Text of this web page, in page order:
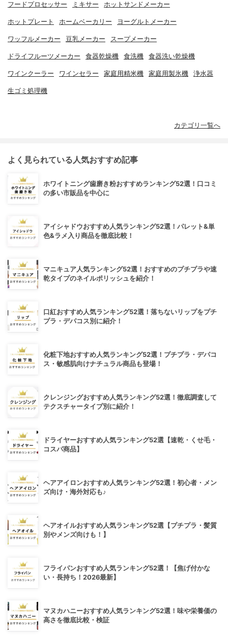
フードプロセッサー ミキサー ホットサンドメーカー
ホットプレート ホームベーカリー ヨーグルトメーカー
ワッフルメーカー 豆乳メーカー スープメーカー
ドライフルーツメーカー 食器乾燥機 食洗機 食器洗い乾燥機
ワインクーラー ワインセラー 家庭用精米機 家庭用製氷機 浄水器
生ゴミ処理機
カテゴリ一覧へ
よく見られている人気おすすめ記事
ホワイトニング歯磨き粉おすすめランキング52選！口コミ
の多い市販品を中心に
アイシャドウおすすめ人気ランキング52選！パレット&単
色&ラメ入り商品を徹底比較！
マニキュア人気ランキング52選！おすすめのプチプラや速
乾タイプのネイルポリッシュを紹介！
口紅おすすめ人気ランキング52選！落ちないリップをプチ
プラ・デパコス別に紹介！
化粧下地おすすめ人気ランキング52選！プチプラ・デパコ
ス・敏感肌向けナチュラル商品も登場！
クレンジングおすすめ人気ランキング52選！徹底調査して
テクスチャータイプ別に紹介！
ドライヤーおすすめ人気ランキング52選【速乾・くせ毛・
コスパ商品】
ヘアアイロンおすすめ人気ランキング52選！初心者・メン
ズ向け・海外対応も♪
ヘアオイルおすすめ人気ランキング52選【プチプラ・髪質
別やメンズ向けも！】
フライパンおすすめ人気ランキング52選！【焦げ付かな
い・長持ち！2026最新】
マヌカハニーおすすめ人気ランキング52選！味や栄養価の
高さを徹底比較・検証